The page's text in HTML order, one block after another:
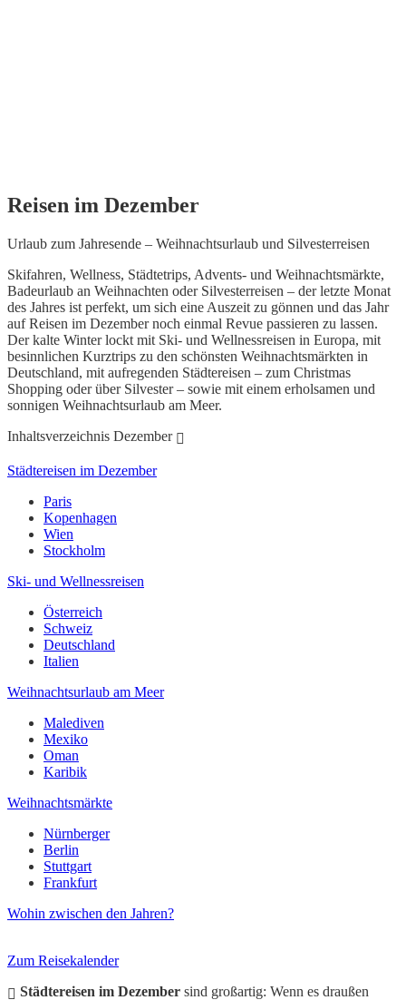
Reisen im Dezember
Urlaub zum Jahresende – Weihnachtsurlaub und Silvesterreisen
Skifahren, Wellness, Städtetrips, Advents- und Weihnachtsmärkte,
Badeurlaub an Weihnachten oder Silvesterreisen – der letzte Monat
des Jahres ist perfekt, um sich eine Auszeit zu gönnen und das Jahr
auf Reisen im Dezember noch einmal Revue passieren zu lassen.
Der kalte Winter lockt mit Ski- und Wellnessreisen in Europa, mit
besinnlichen Kurztrips zu den schönsten Weihnachtsmärkten in
Deutschland, mit aufregenden Städtereisen – zum Christmas
Shopping oder über Silvester – sowie mit einem erholsamen und
sonnigen Weihnachtsurlaub am Meer.
Inhaltsverzeichnis Dezember
Städtereisen im Dezember
Paris
Kopenhagen
Wien
Stockholm
Ski- und Wellnessreisen
Österreich
Schweiz
Deutschland
Italien
Weihnachtsurlaub am Meer
Malediven
Mexiko
Oman
Karibik
Weihnachtsmärkte
Nürnberger
Berlin
Stuttgart
Frankfurt
Wohin zwischen den Jahren?
Zum Reisekalender
Städtereisen im Dezember sind großartig: Wenn es draußen